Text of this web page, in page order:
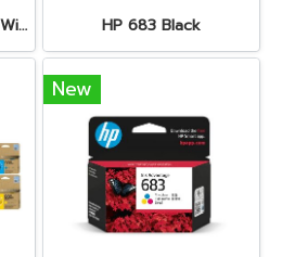
HP OfficeJet Pro 9720 Wide Format All-in-One + HP 938e BK/C/M/Y HP 683 Black
New